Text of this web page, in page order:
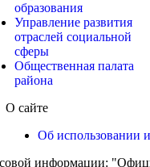
образования
Управление развития
отраслей социальной
сферы
Общественная палата
района
О сайте
Об использовании
информации: